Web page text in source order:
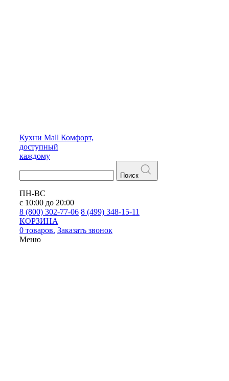
Кухни Mall Комфорт,
доступный
каждому
Поиск
ПН-ВС
с 10:00 до 20:00
8 (800) 302-77-06 8 (499) 348-15-11
КОРЗИНА
0 товаров. Заказать звонок
Меню